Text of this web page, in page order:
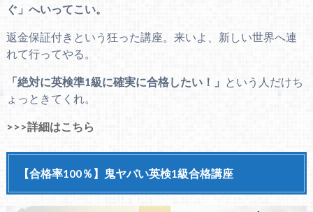
ぐ」へいってこい。
返金保証付きという狂った講座。来いよ、新しい世界へ連
れて行ってやる。
「絶対に英検準1級に確実に合格したい！」 という人だけち
ょっときてくれ。
>>>詳細はこちら
【合格率100％】鬼ヤバい英検1級合格講座